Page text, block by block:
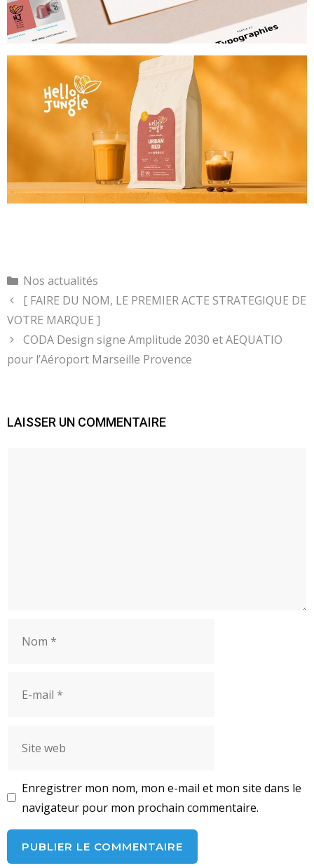
Catégories
Nos actualités
[ FAIRE DU NOM, LE PREMIER ACTE STRATEGIQUE DE
VOTRE MARQUE ]
CODA Design signe Amplitude 2030 et AEQUATIO
pour l’Aéroport Marseille Provence
LAISSER UN COMMENTAIRE
mail
web
Enregistrer mon nom, mon e-mail et mon site dans le
navigateur pour mon prochain commentaire.